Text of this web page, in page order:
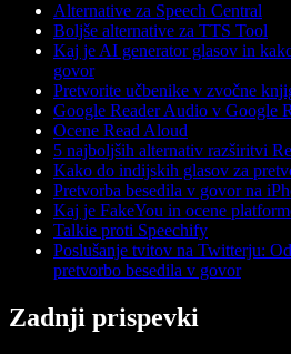
Alternative za Speech Central
Boljše alternative za TTS Tool
Kaj je AI generator glasov in
govor
Pretvorite učbenike v zvočne
Google Reader Audio v Google
Ocene Read Aloud
5 najboljših alternativ razširitvi
Kako do indijskih glasov za
Pretvorba besedila v govor na
Kaj je FakeYou in ocene
Talkie proti Speechify
Poslušanje tvitov na Twitterju:
pretvorbo besedila v govor
Zadnji prispevki